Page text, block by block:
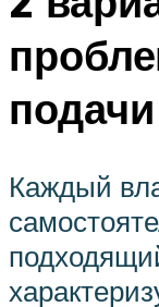
подачи
Каждый